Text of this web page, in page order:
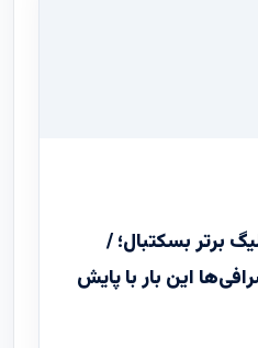
برتر بسکتبال؛ /
این بار با پایش